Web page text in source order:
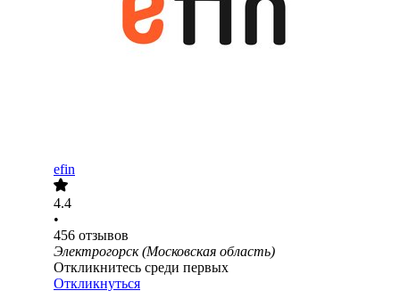
efin
4.4
•
456 отзывов
Электрогорск (Московская область)
Откликнитесь среди первых
Откликнуться